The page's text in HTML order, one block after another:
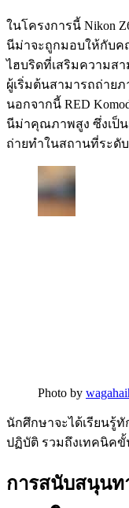
ในโครงการนี้ Nikon
นีม่าจะถูกมอบให้กับค
ไฮบริดที่เสริมความส
ผู้เริ่มต้นสามารถถ่าย
นอกจากนี้ RED
นีม่าคุณภาพสูง ซึ่งเป็น
ถ่ายทำในสถานที่ระดั
Photo by
นักศึกษาจะได้เรียนรู้
ปฏิบัติ รวมถึงเทคนิคขั้
การสนับสนุนท